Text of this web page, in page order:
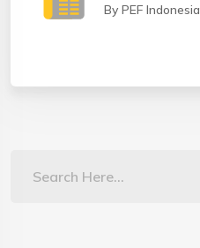
By PEF Indonesia